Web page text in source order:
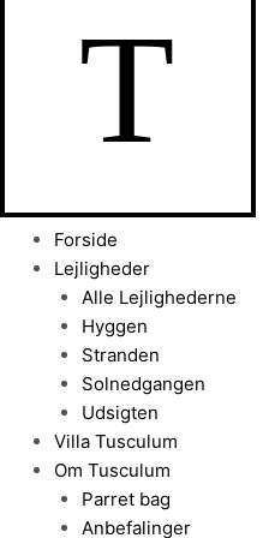
T
Forside
Lejligheder
Alle Lejlighederne
Hyggen
Stranden
Solnedgangen
Udsigten
Villa Tusculum
Om Tusculum
Parret bag
Anbefalinger